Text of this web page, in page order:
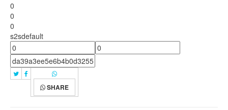
0
0
0
s2sdefault
SHARE